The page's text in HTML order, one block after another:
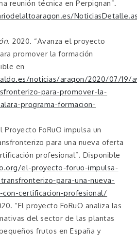
reunión técnica en Perpignan”.
. 2020. “Avanza el proyecto
promover la formación
en
noticias/aragon/2020/07/19/
para-promover-la-
programa-formacion-
Proyecto FoRuO impulsa un
para una nueva oferta
profesional”. Disponible
el-proyecto-foruo-impulsa-
para-una-nueva-
certificacion-profesional/
“El proyecto FoRuO analiza las
del sector de las plantas
frutos en España y